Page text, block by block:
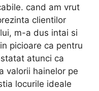
cand am vrut
clientilor
m-a dus intai si
picioare ca pentru
atunci ca
valorii hainelor pe
locurile ideale